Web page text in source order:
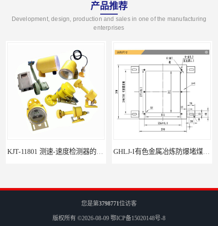
产品推荐
Development, design, production and sales in one of the manufacturing
enterprises
您是第3798771位访客
版权所有 ©2026-08-09 鄂ICP备15020148号-8